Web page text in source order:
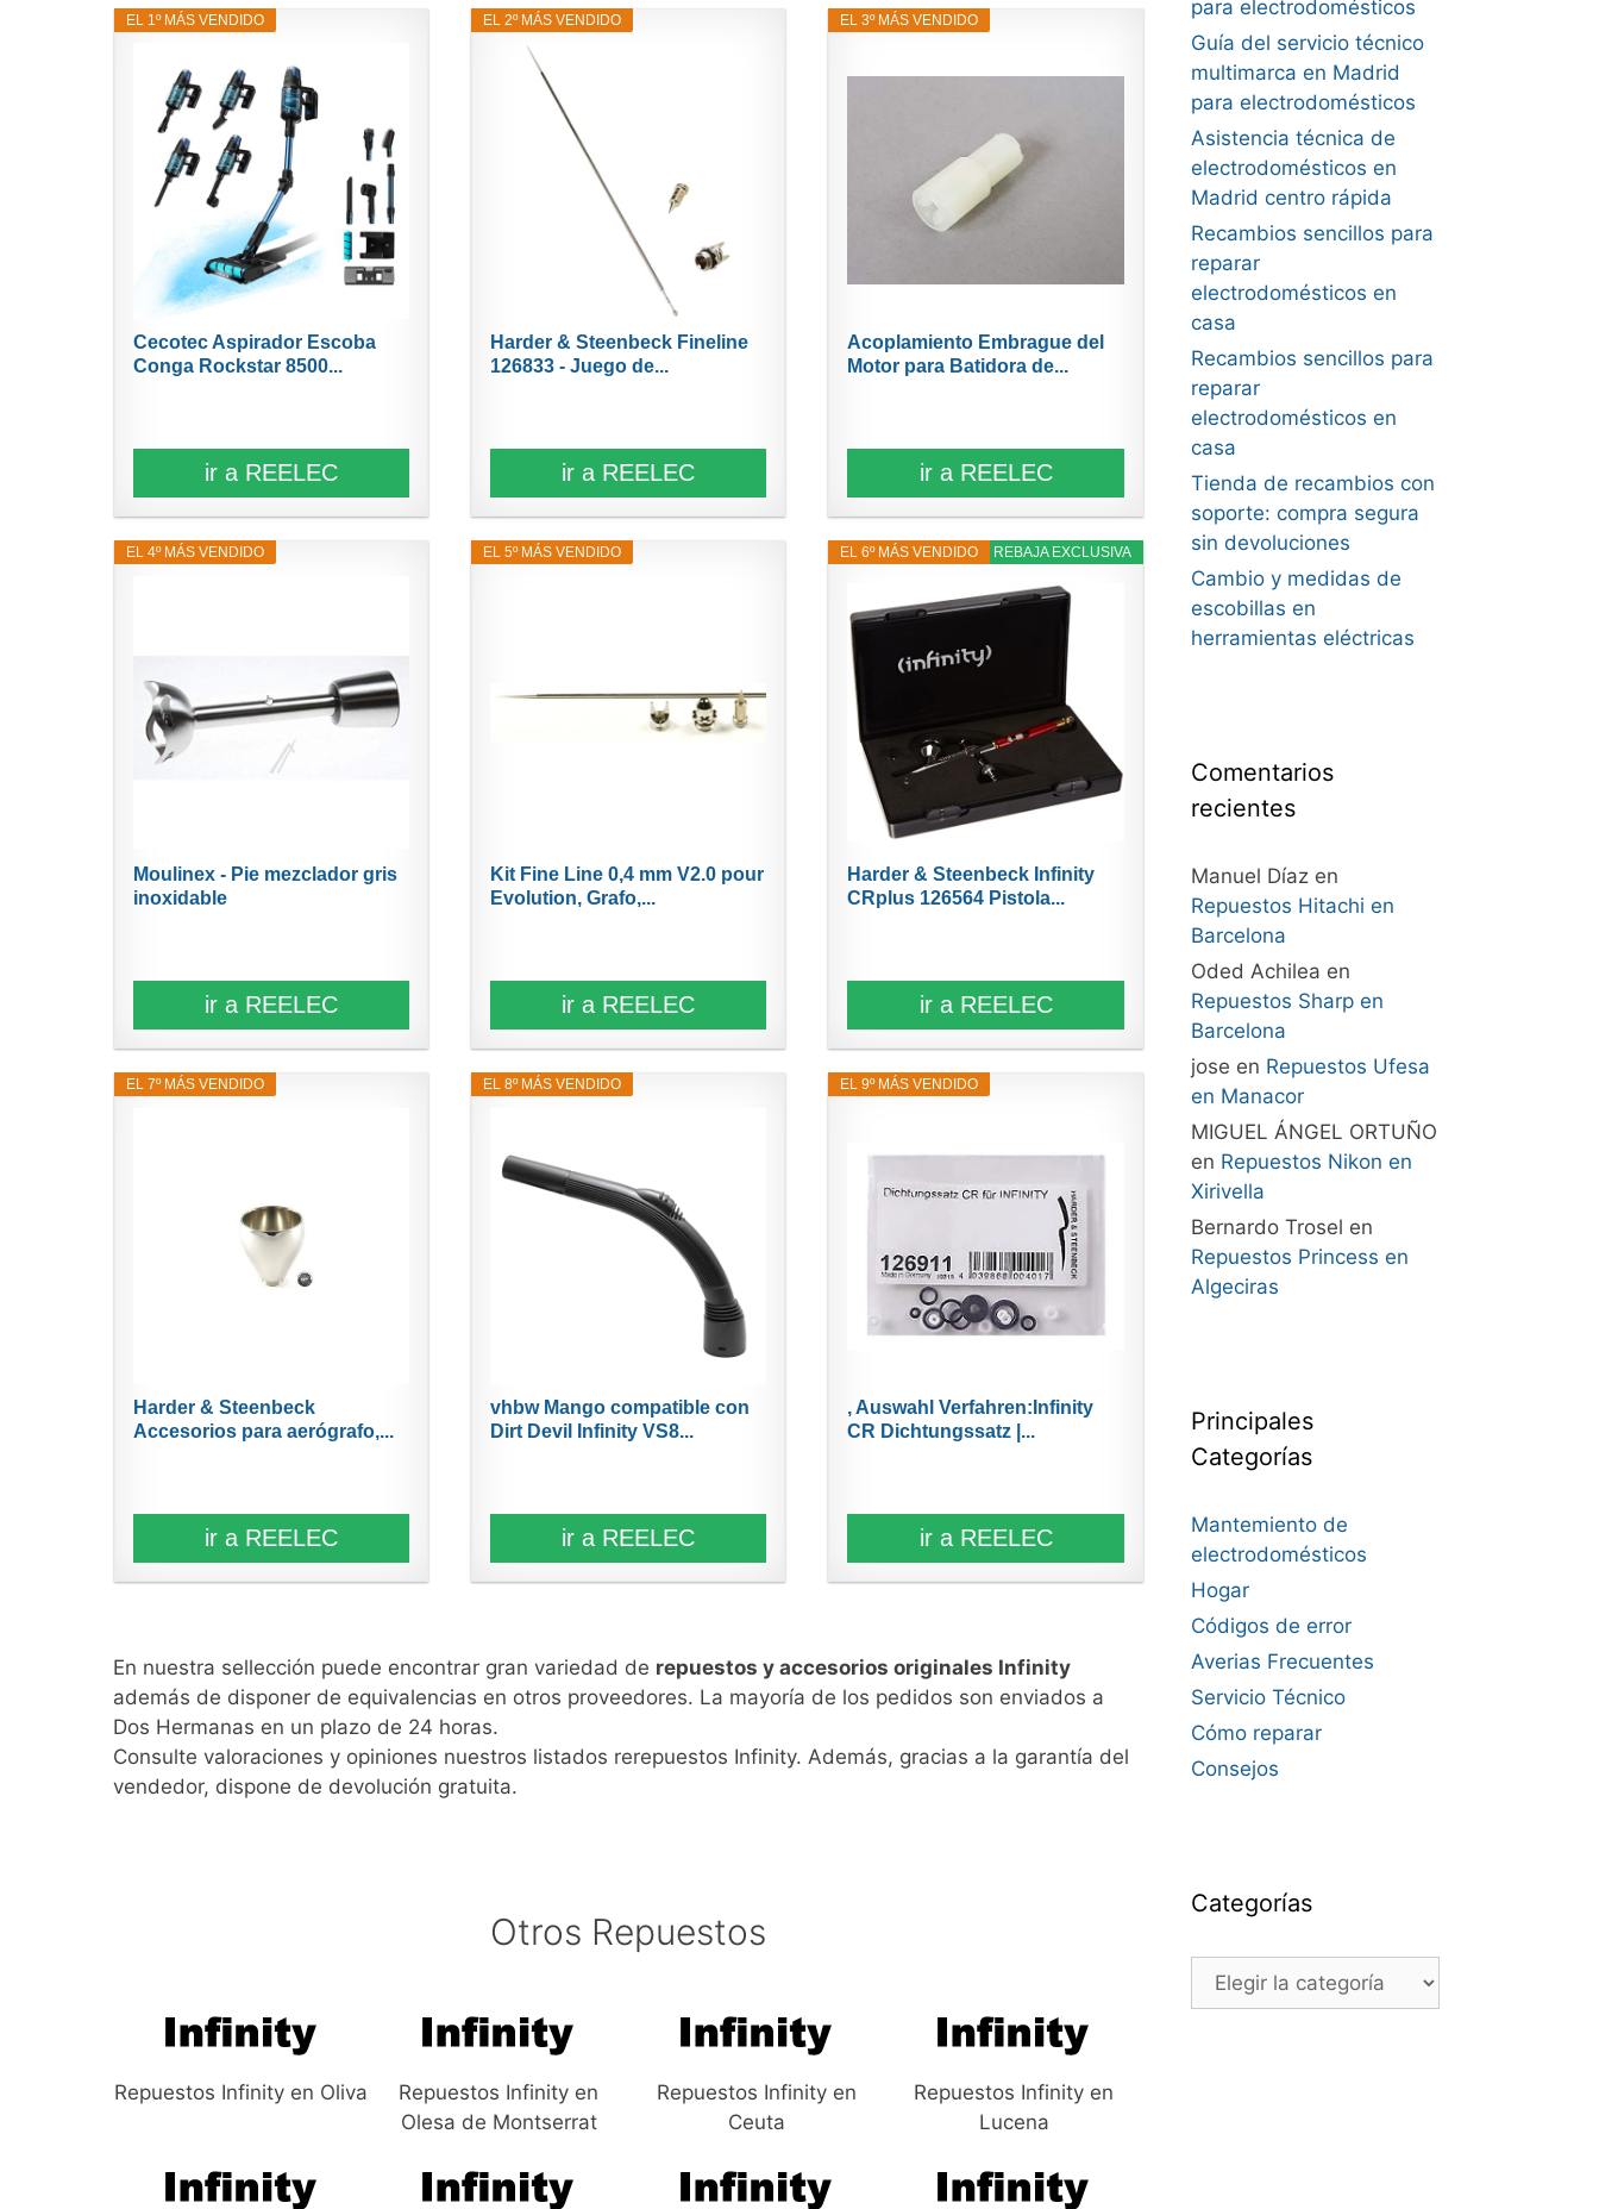
EL 1º MÁS VENDIDO
Cecotec Aspirador Escoba
Conga Rockstar 8500...
ir a REELEC
EL 2º MÁS VENDIDO
Harder & Steenbeck Fineline
126833 - Juego de...
ir a REELEC
EL 3º MÁS VENDIDO
Acoplamiento Embrague del
Motor para Batidora de...
ir a REELEC
EL 4º MÁS VENDIDO
Moulinex - Pie mezclador gris
inoxidable
ir a REELEC
EL 5º MÁS VENDIDO
Kit Fine Line 0,4 mm V2.0 pour
Evolution, Grafo,...
ir a REELEC
12% REBAJA EXCLUSIVA
EL 6º MÁS VENDIDO
Harder & Steenbeck Infinity
CRplus 126564 Pistola...
ir a REELEC
EL 7º MÁS VENDIDO
Harder & Steenbeck
Accesorios para aerógrafo,...
ir a REELEC
EL 8º MÁS VENDIDO
vhbw Mango compatible con
Dirt Devil Infinity VS8...
ir a REELEC
EL 9º MÁS VENDIDO
, Auswahl Verfahren:Infinity
CR Dichtungssatz |...
ir a REELEC
En nuestra sellección puede encontrar gran variedad de repuestos y accesorios originales Infinity
además de disponer de equivalencias en otros proveedores. La mayoría de los pedidos son enviados a
Dos Hermanas en un plazo de 24 horas.
Consulte valoraciones y opiniones nuestros listados rerepuestos Infinity. Además, gracias a la garantía del
vendedor, dispone de devolución gratuita.
Otros Repuestos
Repuestos Infinity en Oliva
Repuestos Infinity en
Olesa de Montserrat
Repuestos Infinity en
Ceuta
Repuestos Infinity en
Lucena
para electrodomésticos
Guía del servicio técnico
multimarca en Madrid
para electrodomésticos
Asistencia técnica de
electrodomésticos en
Madrid centro rápida
Recambios sencillos para
reparar
electrodomésticos en
casa
Recambios sencillos para
reparar
electrodomésticos en
casa
Tienda de recambios con
soporte: compra segura
sin devoluciones
Cambio y medidas de
escobillas en
herramientas eléctricas
Comentarios
recientes
Manuel Díazen
Repuestos Hitachi en
Barcelona
Oded Achilea en
Repuestos Sharp en
Barcelona
jose en Repuestos Ufesa
en Manacor
MIGUEL ÁNGEL ORTUÑO
en Repuestos Nikon en
Xirivella
Bernardo Trosel en
Repuestos Princess en
Algeciras
Principales
Categorías
Mantemiento de
electrodomésticos
Hogar
Códigos de error
Averias Frecuentes
Servicio Técnico
Cómo reparar
Consejos
Categorías
Categorías